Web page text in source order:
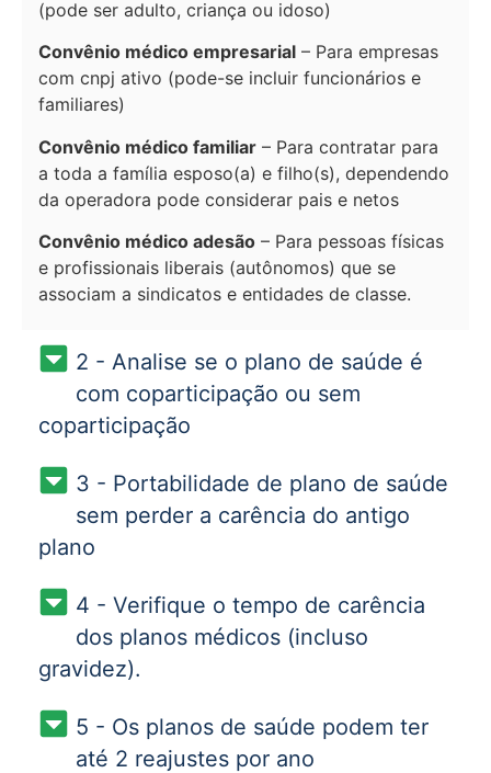
(pode ser adulto, criança ou idoso)
Convênio médico empresarial – Para empresas
com cnpj ativo (pode-se incluir funcionários e
familiares)
Convênio médico familiar – Para contratar para
a toda a família esposo(a) e filho(s), dependendo
da operadora pode considerar pais e netos
Convênio médico adesão – Para pessoas físicas
e profissionais liberais (autônomos) que se
associam a sindicatos e entidades de classe.
2 - Analise se o plano de saúde é
com coparticipação ou sem
coparticipação
3 - Portabilidade de plano de saúde
sem perder a carência do antigo
plano
4 - Verifique o tempo de carência
dos planos médicos (incluso
gravidez).
5 - Os planos de saúde podem ter
até 2 reajustes por ano